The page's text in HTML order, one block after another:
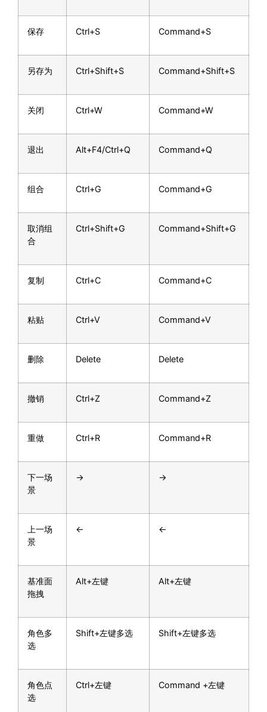
保存 Ctrl+S Command+S
另存为 Ctrl+Shift+S Command+Shift+S
关闭 Ctrl+W Command+W
退出 Alt+F4/Ctrl+Q Command+Q
组合 Ctrl+G Command+G
取消组
合
Ctrl+Shift+G Command+Shift+G
复制 Ctrl+C Command+C
粘贴 Ctrl+V Command+V
删除 Delete Delete
撤销 Ctrl+Z Command+Z
重做 Ctrl+R Command+R
下一场
景
→ →
上一场
景
← ←
基准面
拖拽
Alt+左键 Alt+左键
角色多
选
Shift+左键多选 Shift+左键多选
角色点
选
Ctrl+左键 Command +左键